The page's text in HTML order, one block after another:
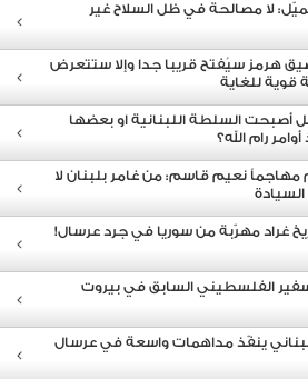
لا مصالحة في ظل السلاح غير
هرمز سيُفتح قريبا جدا وإلا ستتعرض
قوية للغاية
أصبحت السلطة اللبنانية او بعضها
رام الله؟
مهاجماً نعيم قاسم: من غامر بلبنان لا
غراد مهرّبة من سوريا في جرد عرسال!
الفلسطيني السابق في بيروت
ينفّذ مداهمات واسعة في عرسال